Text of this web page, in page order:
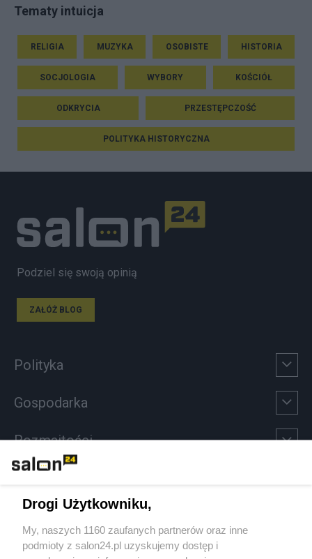
Tematy intuicja
RELIGIA MUZYKA OSOBISTE HISTORIA
SOCJOLOGIA WYBORY KOŚCIÓŁ
ODKRYCIA PRZESTĘPCZOŚĆ
POLITYKA HISTORYCZNA
Podziel się swoją opinią
ZAŁÓŻ BLOG
Polityka
Gospodarka
Rozmaitości
Sport
Społeczeństwo
Drogi Użytkowniku,
My, naszych 1160 zaufanych partnerów oraz inne
podmioty z salon24.pl uzyskujemy dostęp i